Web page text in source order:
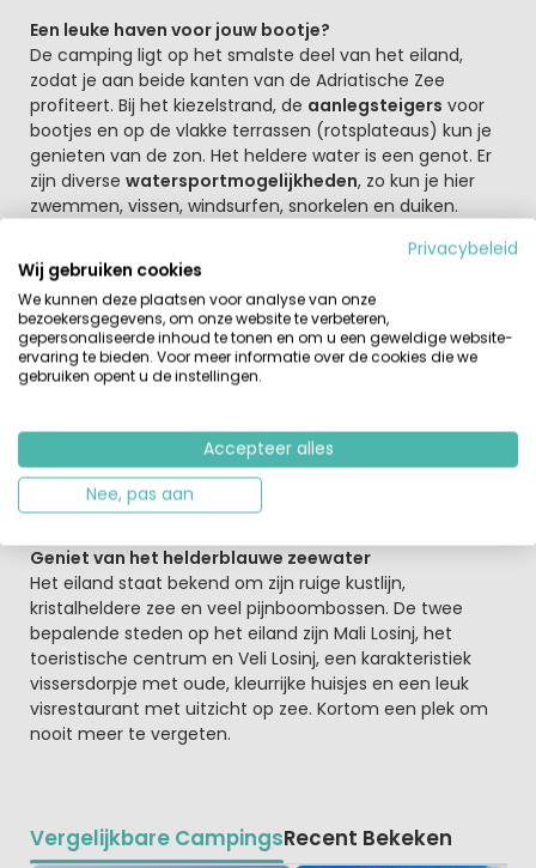
Een leuke haven voor jouw bootje?
De camping ligt op het smalste deel van het eiland,
zodat je aan beide kanten van de Adriatische Zee
profiteert. Bij het kiezelstrand, de aanlegsteigers voor
bootjes en op de vlakke terrassen (rotsplateaus) kun je
genieten van de zon. Het heldere water is een genot. Er
zijn diverse watersportmogelijkheden, zo kun je hier
zwemmen, vissen, windsurfen, snorkelen en duiken.
dolfijn tegen! Het kampeerterrein is schaduwrijk. Je kunt
hier logeren in een luxe Stacaravan of Chalet, er zijn
nette faciliteiten zoals winkels, prima sanitair en een
restaurant om gezellig te tafelen.
In het nabijgelegen plaatsje Mali Losinj vind je ook leuke
oude stadje kun je mooie boottochten maken. Zowel op
de camping zelf als in de omgeving is het genieten
geblazen! Voor de kust liggen talloze kleine en grote
eilandjes.
Geniet van het helderblauwe zeewater
Het eiland staat bekend om zijn ruige kustlijn,
kristalheldere zee en veel pijnboombossen. De twee
bepalende steden op het eiland zijn Mali Losinj, het
toeristische centrum en Veli Losinj, een karakteristiek
vissersdorpje met oude, kleurrijke huisjes en een leuk
visrestaurant met uitzicht op zee. Kortom een plek om
nooit meer te vergeten.
Vergelijkbare CampingsRecent Bekeken
Privacybeleid
Wij gebruiken cookies
We kunnen deze plaatsen voor analyse van onze
bezoekersgegevens, om onze website te verbeteren,
gepersonaliseerde inhoud te tonen en om u een geweldige website-
ervaring te bieden. Voor meer informatie over de cookies die we
gebruiken opent u de instellingen.
Accepteer alles
Nee, pas aan